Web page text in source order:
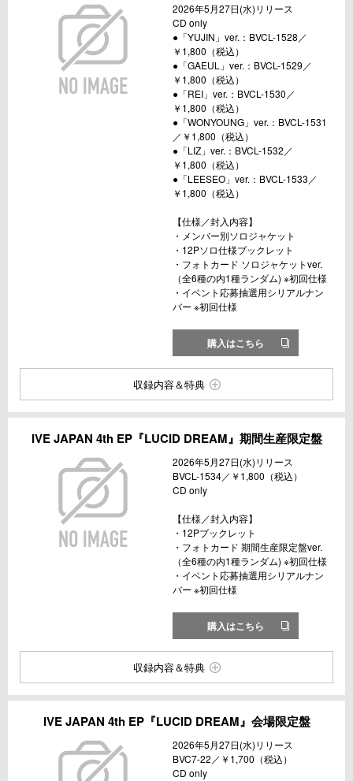
2026年5月27日(水)リリース
CD only
●「YUJIN」ver.：BVCL-1528／
￥1,800（税込）
●「GAEUL」ver.：BVCL-1529／
￥1,800（税込）
●「REI」ver.：BVCL-1530／
￥1,800（税込）
●「WONYOUNG」ver.：BVCL-1531
／￥1,800（税込）
●「LIZ」ver.：BVCL-1532／
￥1,800（税込）
●「LEESEO」ver.：BVCL-1533／
￥1,800（税込）
【仕様／封入内容】
・メンバー別ソロジャケット
・12Pソロ仕様ブックレット
・フォトカード ソロジャケットver.
（全6種の内1種ランダム) ※初回仕様
・イベント応募抽選用シリアルナン
バー ※初回仕様
購入はこちら
収録内容＆特典
IVE JAPAN 4th EP『LUCID DREAM』期間生産限定盤
2026年5月27日(水)リリース
BVCL-1534／￥1,800（税込）
CD only
【仕様／封入内容】
・12Pブックレット
・フォトカード 期間生産限定盤ver.
（全6種の内1種ランダム) ※初回仕様
・イベント応募抽選用シリアルナン
バー ※初回仕様
購入はこちら
収録内容＆特典
IVE JAPAN 4th EP『LUCID DREAM』会場限定盤
2026年5月27日(水)リリース
BVC7-22／￥1,700（税込）
CD only